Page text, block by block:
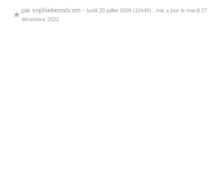
par sophiebenoitcom - lundi 20 juillet 2009 (11h46)
, mis a jour le mardi 27
décembre 2022